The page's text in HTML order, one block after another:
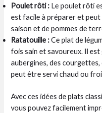
Poulet rôti : Le poulet rôti
est facile à préparer et peut
saison et de pommes de
Ratatouille :Ce plat de
fois sain et savoureux. Il
aubergines, des
peut être servi chaud ou
Avec ces idées de plats
vous pouvez facilement